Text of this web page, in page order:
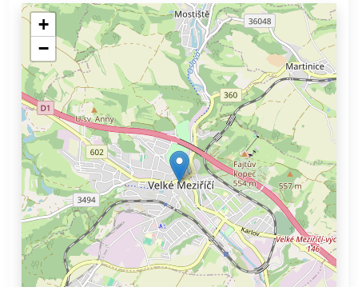
+
−